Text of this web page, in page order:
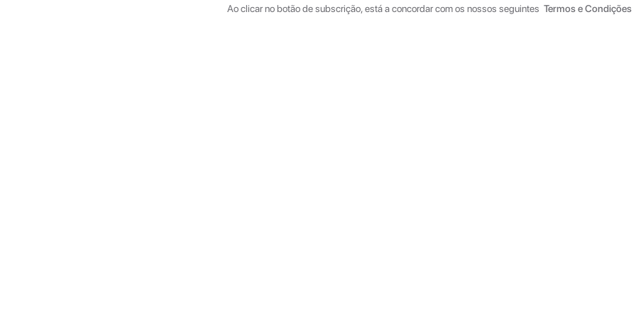
Ao clicar no botão de subscrição, está a concordar com os nossos seguintes Termos e Condições